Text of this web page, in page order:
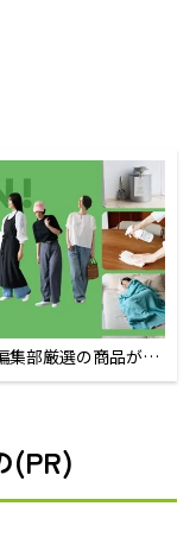
部厳選の商品が買
(PR)